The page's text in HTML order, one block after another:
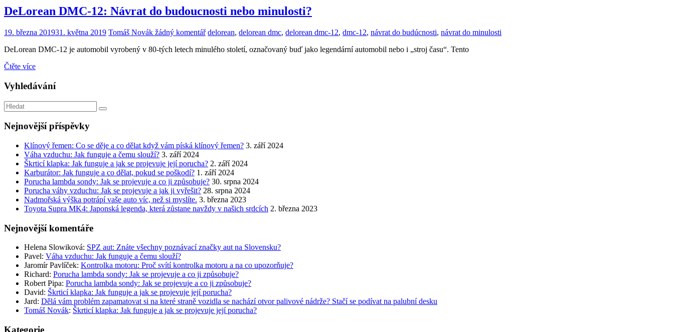
DeLorean DMC-12: Návrat do budoucnosti nebo minulosti?
19. března 201931. května 2019 Tomáš Novák žádný komentář delorean, delorean dmc, delorean dmc-12, dmc-12, návrat do budúcnosti, návrat do minulosti
DeLorean DMC-12 je automobil vyrobený v 80-tých letech minulého století, označovaný buď jako legendární automobil nebo i „stroj času“. Tento
Čtěte více
Vyhledávání
Nejnovější příspěvky
Klínový řemen: Co se děje a co dělat když vám píská klínový řemen? 3. září 2024
Váha vzduchu: Jak funguje a čemu slouží? 3. září 2024
Škrticí klapka: Jak funguje a jak se projevuje její porucha? 2. září 2024
Karburátor: Jak funguje a co dělat, pokud se poškodí? 1. září 2024
Porucha lambda sondy: Jak se projevuje a co ji způsobuje? 30. srpna 2024
Porucha váhy vzduchu: Jak se projevuje a jak ji vyřešit? 28. srpna 2024
Nadmořská výška potrápí vaše auto víc, než si myslíte. 3. března 2023
Toyota Supra MK4: Japonská legenda, která zůstane navždy v našich srdcích 2. března 2023
Nejnovější komentáře
Helena Slowiková: SPZ aut: Znáte všechny poznávací značky aut na Slovensku?
Pavel: Váha vzduchu: Jak funguje a čemu slouží?
Jaromír Pavlíček: Kontrolka motoru: Proč svítí kontrolka motoru a na co upozorňuje?
Richard: Porucha lambda sondy: Jak se projevuje a co ji způsobuje?
Robert Pipa: Porucha lambda sondy: Jak se projevuje a co ji způsobuje?
David: Škrticí klapka: Jak funguje a jak se projevuje její porucha?
Jard: Dělá vám problém zapamatovat si na které straně vozidla se nachází otvor palivové nádrže? Stačí se podívat na palubní desku
Tomáš Novák: Škrticí klapka: Jak funguje a jak se projevuje její porucha?
Kategorie